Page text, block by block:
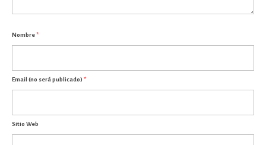
Nombre*
Email (no será publicado) *
Sitio Web